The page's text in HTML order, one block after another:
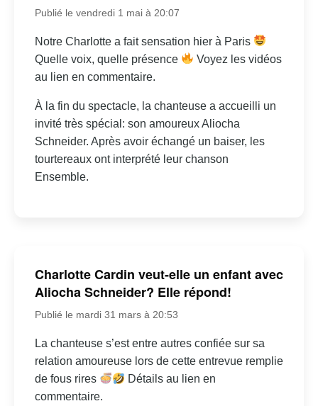
Publié le vendredi 1 mai à 20:07
Notre Charlotte a fait sensation hier à Paris
Quelle voix, quelle présence
Voyez les vidéos
au lien en commentaire.
À la fin du spectacle, la chanteuse a accueilli un
invité très spécial: son amoureux Aliocha
Schneider. Après avoir échangé un baiser, les
tourtereaux ont interprété leur chanson
Ensemble.
Charlotte Cardin veut-elle un enfant avec
Aliocha Schneider? Elle répond!
Publié le mardi 31 mars à 20:53
La chanteuse s’est entre autres confiée sur sa
relation amoureuse lors de cette entrevue remplie
de fous rires
Détails au lien en
commentaire.